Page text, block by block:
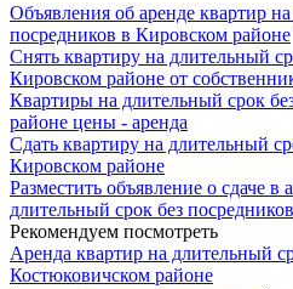
Объявления об аренде квартир
посредников в Кировском районе
Снять квартиру на длительный
Кировском районе от
Квартиры на длительный срок
районе цены - аренда
Сдать квартиру на длительный
Кировском районе
Разместить объявление о сдаче в
длительный срок без посредников
Рекомендуем посмотреть
Аренда квартир на длительный
Костюковичском районе